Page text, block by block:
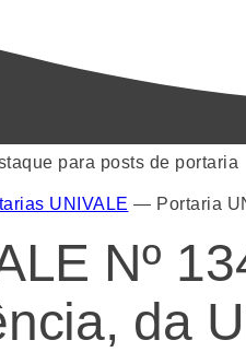
UNIVALE — Portaria
Nº
da